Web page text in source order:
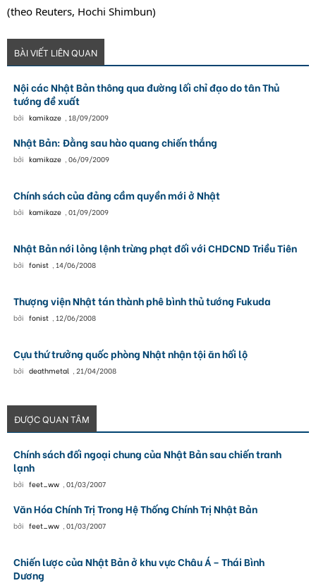
(theo Reuters, Hochi Shimbun)
BÀI VIẾT LIÊN QUAN
Nội các Nhật Bản thông qua đường lối chỉ đạo do tân Thủ
tướng đề xuất
bởi kamikaze , 18/09/2009
Nhật Bản: Đằng sau hào quang chiến thắng
bởi kamikaze , 06/09/2009
Chính sách của đảng cầm quyền mới ở Nhật
bởi kamikaze , 01/09/2009
Nhật Bản nới lỏng lệnh trừng phạt đối với CHDCND Triều Tiên
bởi fonist , 14/06/2008
Thượng viện Nhật tán thành phê bình thủ tướng Fukuda
bởi fonist , 12/06/2008
Cựu thứ trưởng quốc phòng Nhật nhận tội ăn hối lộ
bởi deathmetal , 21/04/2008
ĐƯỢC QUAN TÂM
Chính sách đối ngoại chung của Nhật Bản sau chiến tranh
lạnh
bởi feet_ww , 01/03/2007
Văn Hóa Chính Trị Trong Hệ Thống Chính Trị Nhật Bản
bởi feet_ww , 01/03/2007
Chiến lược của Nhật Bản ở khu vực Châu Á – Thái Bình
Dương